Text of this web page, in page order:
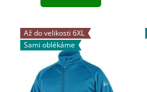
Až do velikosti 6XL
Sami oblékáme